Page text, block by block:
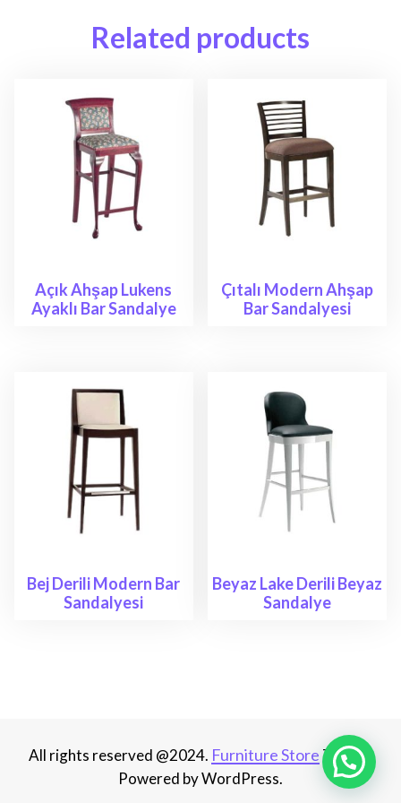
Related products
Açık Ahşap Lukens
Ayaklı Bar Sandalye
Çıtalı Modern Ahşap
Bar Sandalyesi
Bej Derili Modern Bar
Sandalyesi
Beyaz Lake Derili Beyaz
Sandalye
All rights reserved @2024. Furniture StoreTheme.
Powered by WordPress.